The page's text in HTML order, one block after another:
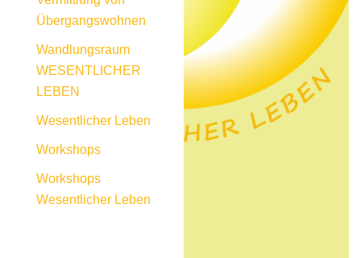
Übergangswohnen
Wandlungsraum
WESENTLICHER
LEBEN
Wesentlicher Leben
Workshops
Workshops
Wesentlicher Leben